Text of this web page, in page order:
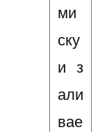
ми
ску
и з
али
вае